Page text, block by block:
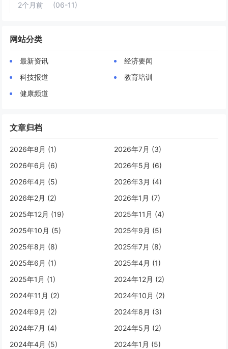
2个月前
(06-11)
网站分类
最新资讯
经济要闻
科技报道
教育培训
健康频道
文章归档
2026年8月 (1)
2026年7月 (3)
2026年6月 (6)
2026年5月 (6)
2026年4月 (5)
2026年3月 (4)
2026年2月 (2)
2026年1月 (7)
2025年12月 (19)
2025年11月 (4)
2025年10月 (5)
2025年9月 (5)
2025年8月 (8)
2025年7月 (8)
2025年6月 (1)
2025年4月 (1)
2025年1月 (1)
2024年12月 (2)
2024年11月 (2)
2024年10月 (2)
2024年9月 (2)
2024年8月 (3)
2024年7月 (4)
2024年5月 (2)
2024年4月 (5)
2024年1月 (5)